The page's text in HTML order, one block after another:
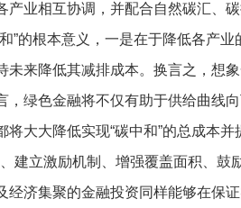
产业相互协调，并配合自然碳汇、
”的根本意义，一是在于降低各产
来降低其减排成本。换言之，想
绿色金融将不仅有助于供给曲线
大大降低实现“碳中和”的总成本并
建立激励机制、增强覆盖面积、鼓
济集聚的金融投资同样能够在保